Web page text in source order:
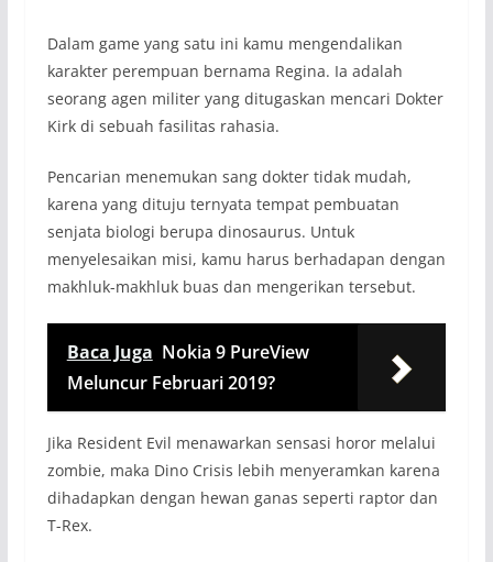
Dalam game yang satu ini kamu mengendalikan
karakter perempuan bernama Regina. Ia adalah
seorang agen militer yang ditugaskan mencari Dokter
Kirk di sebuah fasilitas rahasia.
Pencarian menemukan sang dokter tidak mudah,
karena yang dituju ternyata tempat pembuatan
senjata biologi berupa dinosaurus. Untuk
menyelesaikan misi, kamu harus berhadapan dengan
makhluk-makhluk buas dan mengerikan tersebut.
Baca Juga Nokia 9 PureView
Meluncur Februari 2019?
Jika Resident Evil menawarkan sensasi horor melalui
zombie, maka Dino Crisis lebih menyeramkan karena
dihadapkan dengan hewan ganas seperti raptor dan
T-Rex.